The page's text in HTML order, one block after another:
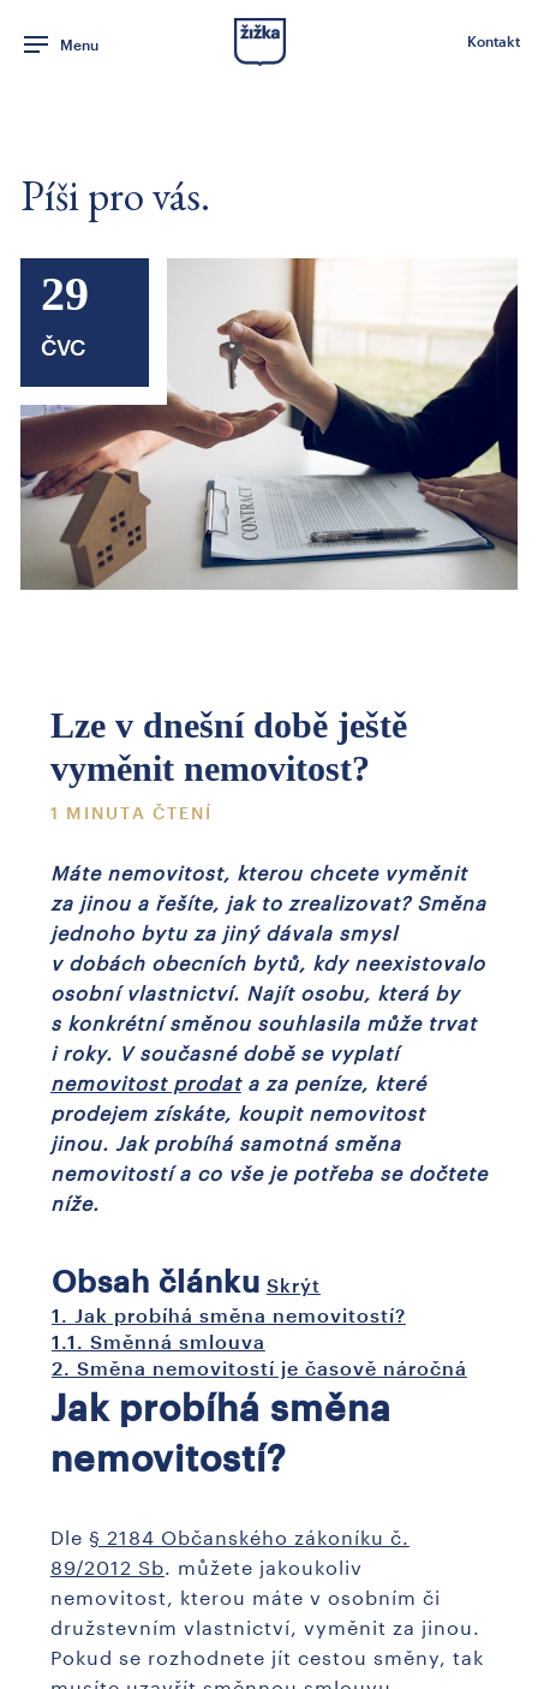
Menu Kontakt
Píši pro vás.
29
ČVC
Lze v dnešní době ještě
vyměnit nemovitost?
1 MINUTA ČTENÍ
Máte nemovitost, kterou chcete vyměnit
za jinou a řešíte, jak to zrealizovat? Směna
jednoho bytu za jiný dávala smysl
v dobách obecních bytů, kdy neexistovalo
osobní vlastnictví. Najít osobu, která by
s konkrétní směnou souhlasila může trvat
i roky. V současné době se vyplatí
nemovitost prodata za peníze, které
prodejem získáte, koupit nemovitost
jinou. Jak probíhá samotná směna
nemovitostí a co vše je potřeba se dočtete
níže.
Obsah článku Skrýt
1.
Jak probíhá směna nemovitostí?
1.1.
Směnná smlouva
2.
Směna nemovitostí je časově náročná
Jak probíhá směna
nemovitostí?
Dle § 2184 Občanského zákoníku č.
89/2012 Sb . můžete jakoukoliv
nemovitost, kterou máte v osobním či
družstevním vlastnictví, vyměnit za jinou.
Pokud se rozhodnete jít cestou směny, tak